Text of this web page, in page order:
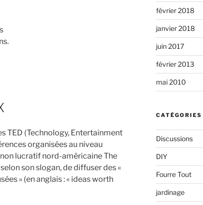
TED (Technology, Entertainment
organisées au niveau
lucratif nord-américaine The
son slogan, de diffuser des «
» (en anglais : « ideas worth
février 2018
janvier 2018
juin 2017
février 2013
mai 2010
CATÉGORIES
Discussions
DIY
Fourre Tout
jardinage